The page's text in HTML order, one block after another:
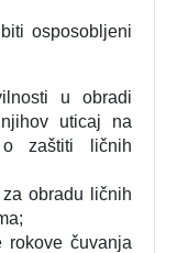
osposobljeni
u obradi
uticaj na
o zaštiti ličnih
obradu ličnih
rokove čuvanja